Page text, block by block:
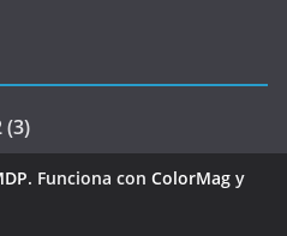
. Funciona con ColorMag y